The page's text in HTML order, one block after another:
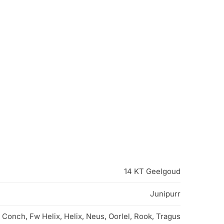
14 KT Geelgoud
Junipurr
Conch, Fw Helix, Helix, Neus, Oorlel, Rook, Tragus